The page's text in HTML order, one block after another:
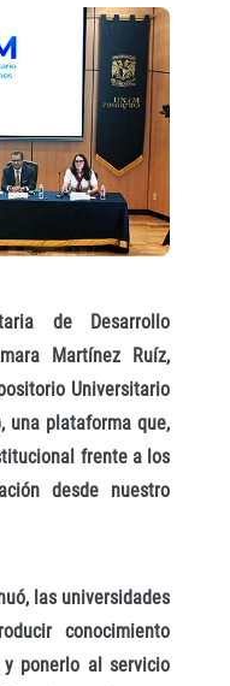
de Desarrollo
Martínez Ruíz,
Universitario
una plataforma que,
frente a los
desde nuestro
las universidades
conocimiento
ponerlo al servicio